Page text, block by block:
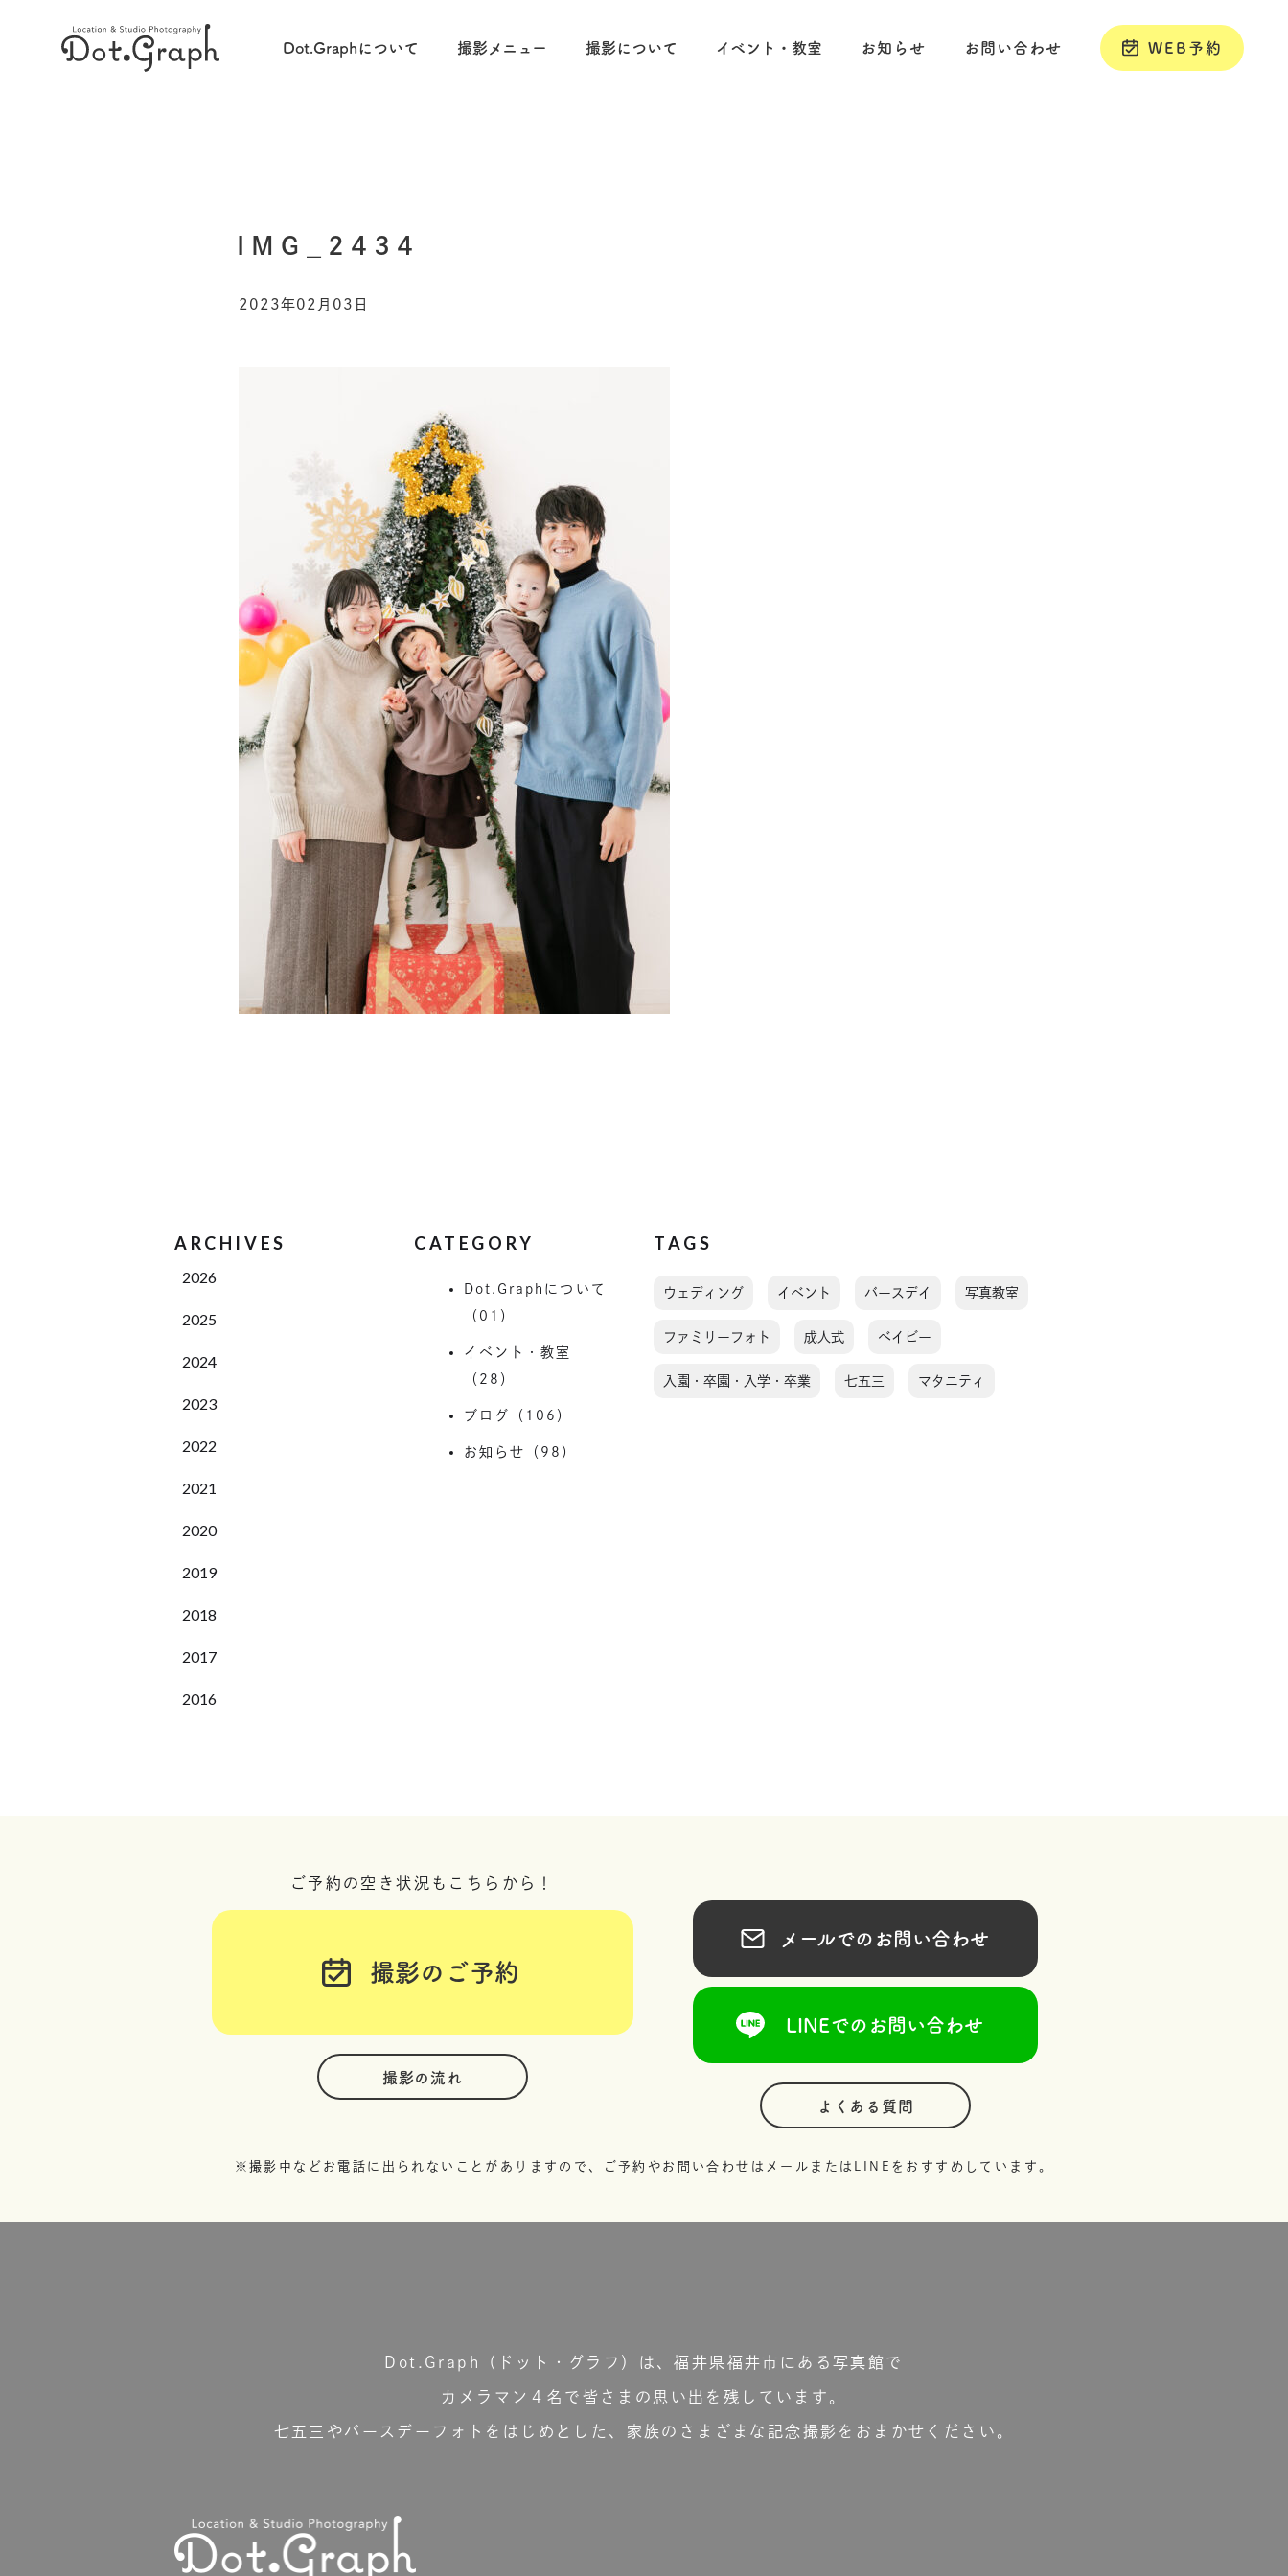
Dot.Graphについて 撮影メニュー 撮影について イベント・教室 お知らせ お問い合わせ WEB予約
IMG_2434
2023年02月03日
ARCHIVES
2026
2025
2024
2023
2022
2021
2020
2019
2018
2017
2016
CATEGORY
Dot.Graphについて
（01）
イベント・教室
（28）
ブログ（106）
お知らせ（98）
TAGS
ウェディング イベント バースデイ 写真教室
ファミリーフォト 成人式 ベイビー
入園・卒園・入学・卒業 七五三 マタニティ
ご予約の空き状況もこちらから！
撮影のご予約
撮影の流れ
メールでのお問い合わせ
LINEでのお問い合わせ
よくある質問
※撮影中などお電話に出られないことがありますので、ご予約やお問い合わせはメールまたはLINEをおすすめしています。
Dot.Graph（ドット・グラフ）は、福井県福井市にある写真館で
カメラマン４名で皆さまの思い出を残しています。
七五三やバースデーフォトをはじめとした、家族のさまざまな記念撮影をおまかせください。